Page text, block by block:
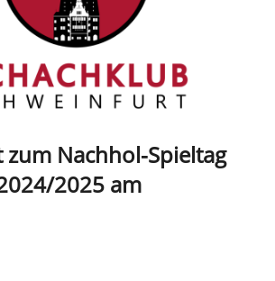
zum Nachhol-Spieltag
2025 am